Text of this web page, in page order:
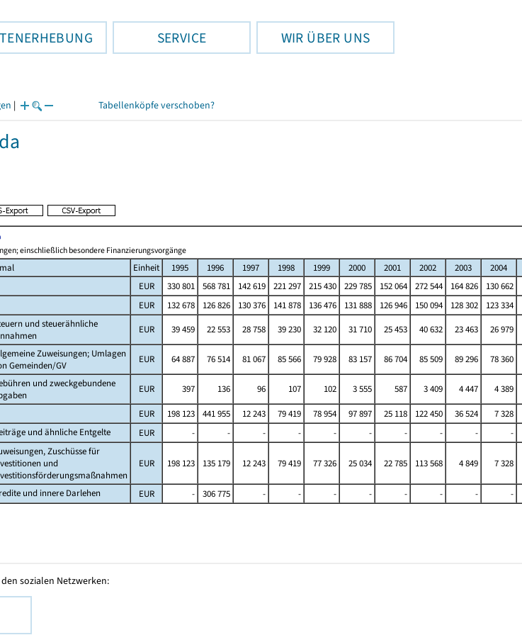
SERVICE WIR ÜBER UNS
| Tabellenköpfe verschoben?
einschließlich besondere Finanzierungsvorgänge
Einheit 1995 1996 1997 1998 1999 2000 2001 2002 2003
2004
EUR 330 801 568 781 142 619 221 297 215 430 229 785 152 064 272 544 164 826 130 662
EUR 132 678 126 826 130 376 141 878 136 476 131 888 126 946 150 094 128 302 123 334
und steuerähnliche
EUR 39 459 22 553 28 758 39 230 32 120 31 710 25 453 40 632 23 463
26 979
Zuweisungen; Umlagen
Gemeinden/GV
EUR 64 887 76 514 81 067 85 566 79 928 83 157 86 704 85 509 89 296
78 360
und zweckgebundene
EUR 397 136 96 107 102 3 555 587 3 409 4 447
4 389
EUR 198 123 441 955 12 243 79 419 78 954 97 897 25 118 122 450 36 524
7 328
und ähnliche Entgelte EUR - - - - - - - - -
-
Zuschüsse für
und
EUR 198 123 135 179 12 243 79 419 77 326 25 034 22 785 113 568 4 849 7 328
und innere Darlehen EUR - 306 775 - - - - - - - -
sozialen Netzwerken: